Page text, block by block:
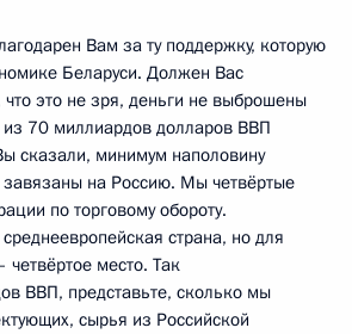
Вам за ту поддержку, которую
Беларуси. Должен Вас
это не зря, деньги не выброшены
70 миллиардов долларов ВВП
сказали, минимум наполовину
завязаны на Россию. Мы четвёртые
по торговому обороту.
страна, но для
четвёртое место. Так
ВВП, представьте, сколько мы
сырья из Российской